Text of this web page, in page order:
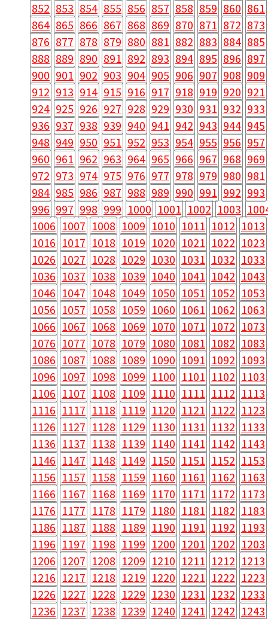
852 853 854 855 856 857 858 859 860 861
864 865 866 867 868 869 870 871 872 873
876 877 878 879 880 881 882 883 884 885
888 889 890 891 892 893 894 895 896 897
900 901 902 903 904 905 906 907 908 909
912 913 914 915 916 917 918 919 920 921
924 925 926 927 928 929 930 931 932 933
936 937 938 939 940 941 942 943 944 945
948 949 950 951 952 953 954 955 956 957
960 961 962 963 964 965 966 967 968 969
972 973 974 975 976 977 978 979 980 981
984 985 986 987 988 989 990 991 992 993
996 997 998 999 1000 1001 1002 1003
1006 1007 1008 1009 1010 1011 1012 1013
1016 1017 1018 1019 1020 1021 1022 1023
1026 1027 1028 1029 1030 1031 1032 1033
1036 1037 1038 1039 1040 1041 1042 1043
1046 1047 1048 1049 1050 1051 1052 1053
1056 1057 1058 1059 1060 1061 1062 1063
1066 1067 1068 1069 1070 1071 1072 1073
1076 1077 1078 1079 1080 1081 1082 1083
1086 1087 1088 1089 1090 1091 1092 1093
1096 1097 1098 1099 1100 1101 1102 1103
1106 1107 1108 1109 1110 1111 1112 1113
1116 1117 1118 1119 1120 1121 1122 1123
1126 1127 1128 1129 1130 1131 1132 1133
1136 1137 1138 1139 1140 1141 1142 1143
1146 1147 1148 1149 1150 1151 1152 1153
1156 1157 1158 1159 1160 1161 1162 1163
1166 1167 1168 1169 1170 1171 1172 1173
1176 1177 1178 1179 1180 1181 1182 1183
1186 1187 1188 1189 1190 1191 1192 1193
1196 1197 1198 1199 1200 1201 1202 1203
1206 1207 1208 1209 1210 1211 1212 1213
1216 1217 1218 1219 1220 1221 1222 1223
1226 1227 1228 1229 1230 1231 1232 1233
1236 1237 1238 1239 1240 1241 1242 1243